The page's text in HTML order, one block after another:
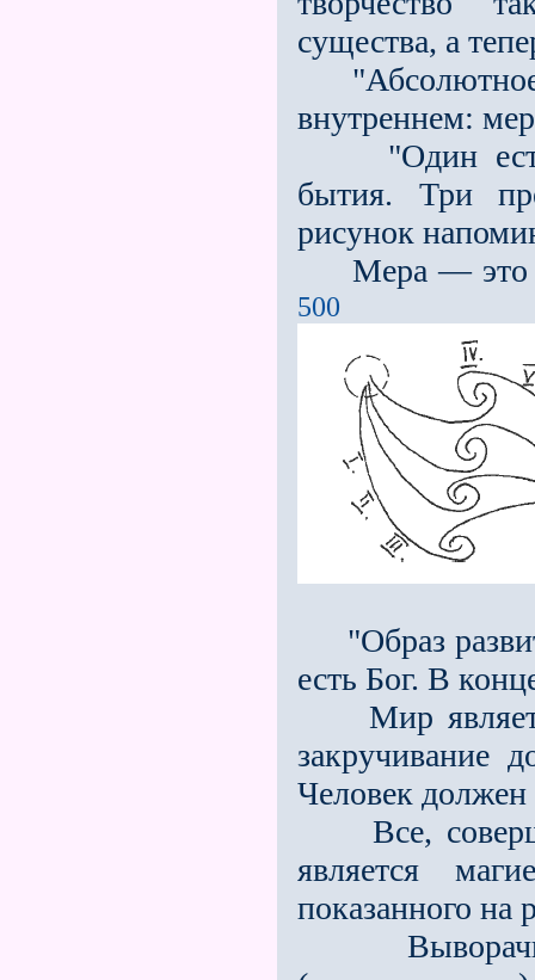
существа, а
"Абсолютное
внутреннем:
"Один есть
бытия. Три
рисунок
Мера — это
500
"Образ
есть Бог. В
Мир
закручивание
Человек
Все,
является
показанного